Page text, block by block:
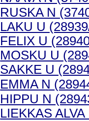
RUSKA N
LAKU U
FELIX U
MOSKU U
SAKKE U
EMMA N
HIPPU N
LIEKKAS